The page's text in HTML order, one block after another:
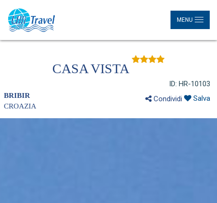
MENU
CASA VISTA
BRIBIR
CROAZIA
ID: HR-10103
Condividi
Salva